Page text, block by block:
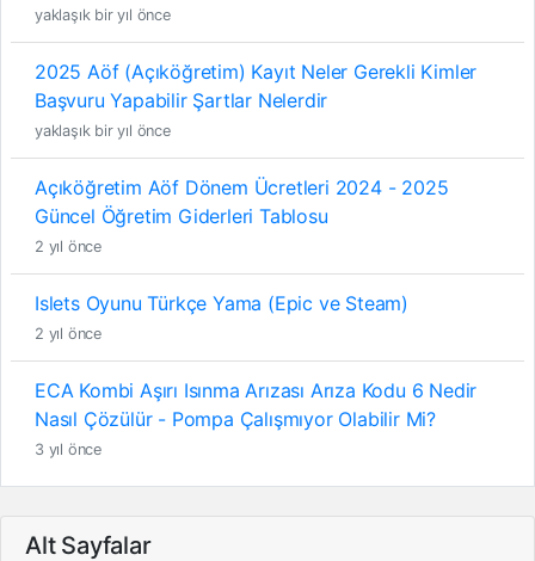
yaklaşık bir yıl önce
2025 Aöf (Açıköğretim) Kayıt Neler Gerekli Kimler
Başvuru Yapabilir Şartlar Nelerdir
yaklaşık bir yıl önce
Açıköğretim Aöf Dönem Ücretleri 2024 - 2025
Güncel Öğretim Giderleri Tablosu
2 yıl önce
Islets Oyunu Türkçe Yama (Epic ve Steam)
2 yıl önce
ECA Kombi Aşırı Isınma Arızası Arıza Kodu 6 Nedir
Nasıl Çözülür - Pompa Çalışmıyor Olabilir Mi?
3 yıl önce
Alt Sayfalar